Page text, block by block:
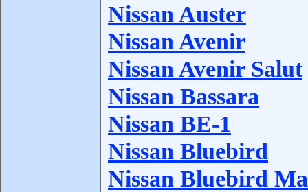
Nissan Auster
Nissan Avenir
Nissan Avenir Salut
Nissan Bassara
Nissan BE-1
Nissan Bluebird
Nissan Bluebird